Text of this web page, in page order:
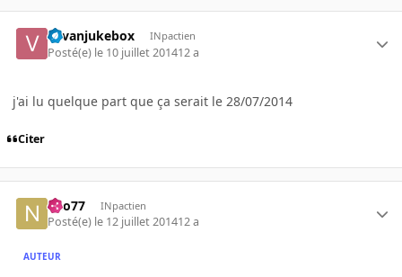
vavanjukebox INpactien
Posté(e) le 10 juillet 201412 a
j'ai lu quelque part que ça serait le 28/07/2014
Citer
neo77 INpactien
Posté(e) le 12 juillet 201412 a
AUTEUR